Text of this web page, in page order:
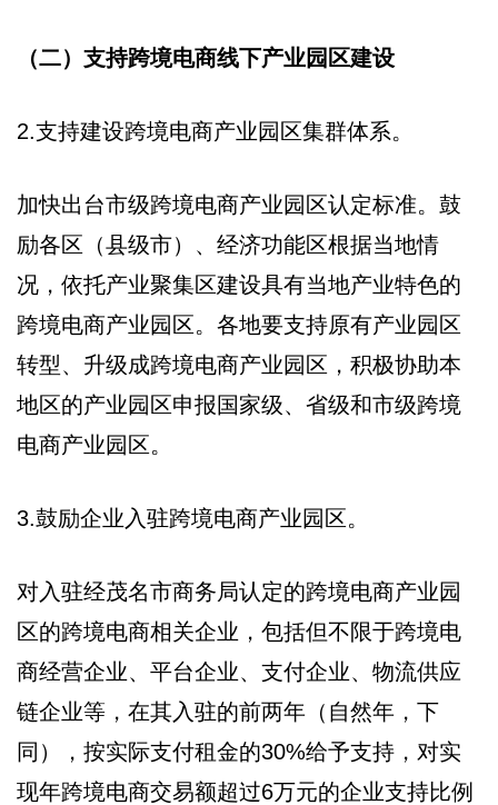
（二）支持跨境电商线下产业园区建设
2.支持建设跨境电商产业园区集群体系。
加快出台市级跨境电商产业园区认定标准。鼓
励各区（县级市）、经济功能区根据当地情
况，依托产业聚集区建设具有当地产业特色的
跨境电商产业园区。各地要支持原有产业园区
转型、升级成跨境电商产业园区，积极协助本
地区的产业园区申报国家级、省级和市级跨境
电商产业园区。
3.鼓励企业入驻跨境电商产业园区。
对入驻经茂名市商务局认定的跨境电商产业园
区的跨境电商相关企业，包括但不限于跨境电
商经营企业、平台企业、支付企业、物流供应
链企业等，在其入驻的前两年（自然年，下
同），按实际支付租金的30%给予支持，对实
现年跨境电商交易额超过6万元的企业支持比例